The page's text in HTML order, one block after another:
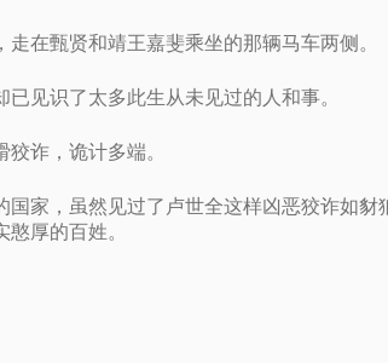
在甄贤和靖王嘉斐乘坐的那辆马车两侧。
见识了太多此生从未见过的人和事。
诈，诡计多端。
家，虽然见过了卢世全这样凶恶狡诈如
厚的百姓。